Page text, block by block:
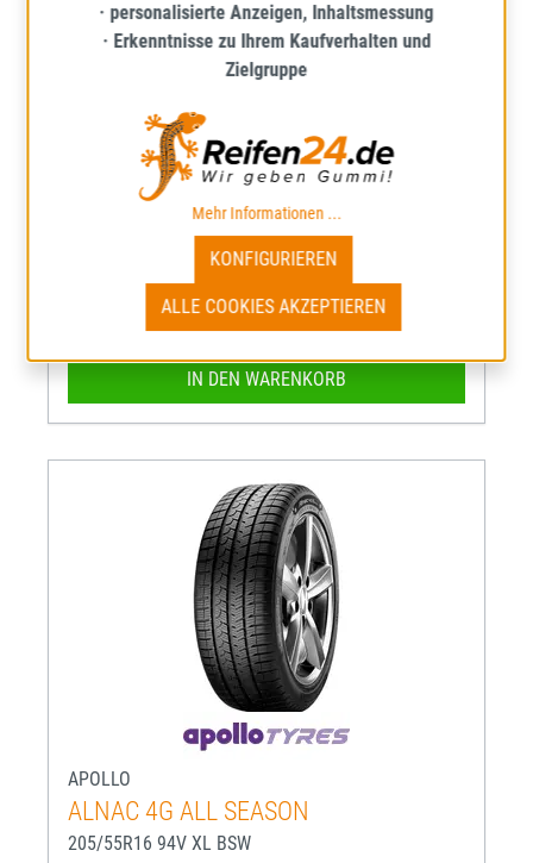
APOLLO
ALNAC 4G WINTER
185/55R15 82H BSW
WINTERREIFEN
D C
Mehr Informationen zum
Lieferzeit: ca. 1 - 5 Werktage*
Regulärer Preis:
Preise inkl. MwSt. zzgl. Versandkosten
IN DEN WARENKORB
APOLLO
ALNAC 4G ALL SEASON
205/55R16 94V XL BSW
· personalisierte Anzeigen, Inhaltsmessung
· Erkenntnisse zu Ihrem Kaufverhalten und
Zielgruppe
Mehr Informationen ...
KONFIGURIEREN
ALLE COOKIES AKZEPTIEREN